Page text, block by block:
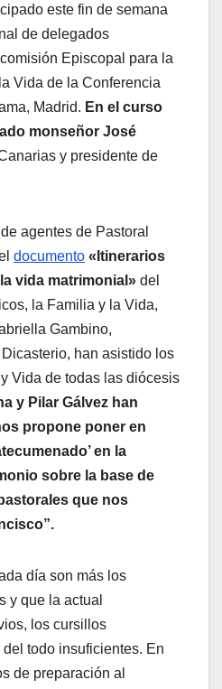
este fin de semana
de delegados
Episcopal para la
Vida de la Conferencia
Madrid. En el curso
monseñor José
y presidente de
agentes de Pastoral
documento «Itinerarios
vida matrimonial» del
la Familia y la Vida,
Gambino,
han asistido los
Vida de todas las diócesis
y Pilar Gálvez han
propone poner en
en la
sobre la base de
que nos
día son más los
y que la actual
los cursillos
todo insuficientes. En
de preparación al